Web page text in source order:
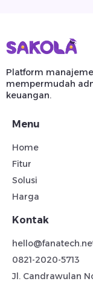
Platform
mempermudah
keuangan.
Menu
Home
Fitur
Solusi
Harga
Kontak
0821-2020-5713
Jl. Candrawulan